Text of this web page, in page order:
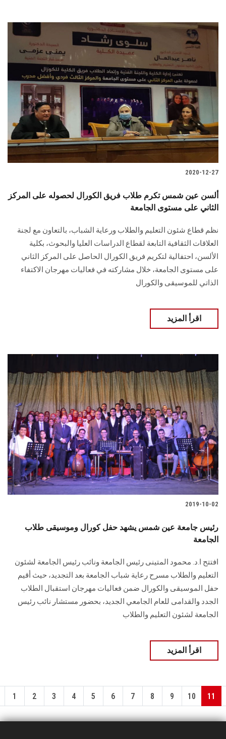
2020-12-27
ألسن عين شمس تكرم طلاب فريق الكورال لحصوله على المركز
الثاني على مستوى الجامعة
نظم قطاع شئون التعليم والطلاب ورعاية الشباب، بالتعاون مع لجنة
العلاقات الثقافية التابعة لقطاع الدراسات العليا والبحوث، بكلية
الألسن، احتفالية لتكريم فريق الكورال الحاصل على المركز الثاني
على مستوى الجامعة، خلال مشاركته في فعاليات مهرجان الاكتفاء
الذاتي للموسيقى والكورال
اقرأ المزيد
2019-10-02
رئيس جامعة عين شمس يشهد حفل كورال وموسيقى طلاب
الجامعة
افتتح ا.د. محمود المتينى رئيس الجامعة ونائب رئيس الجامعة لشئون
التعليم والطلاب مسرح رعاية شباب الجامعة بعد التجديد، حيث أقيم
حفل الموسيقى والكورال ضمن فعاليات مهرجان استقبال الطلاب
الجدد والقدامى للعام الجامعي الجديد، بحضور مستشار نائب رئيس
الجامعة لشئون التعليم والطلاب
اقرأ المزيد
1 2 3 4 5 6 7 8 9 10 11